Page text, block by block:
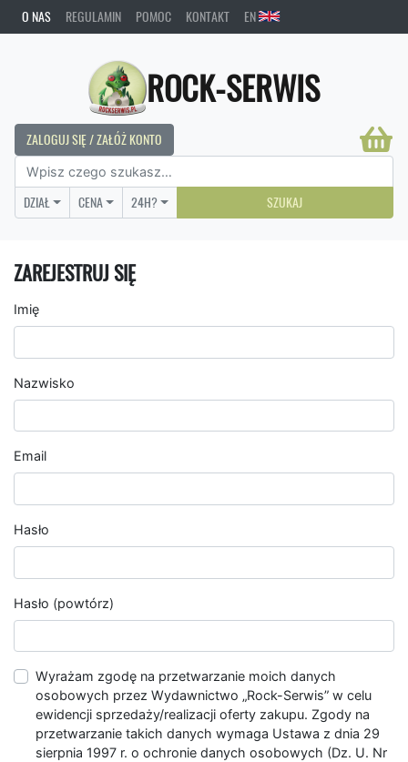
O NAS REGULAMIN POMOC KONTAKT EN
ROCK-SERWIS
ZALOGUJ SIĘ / ZAŁÓŻ KONTO
DZIAŁ CENA 24H? SZUKAJ
ZAREJESTRUJ SIĘ
Imię
Nazwisko
Email
Hasło
Hasło (powtórz)
Wyrażam zgodę na przetwarzanie moich danych
osobowych przez Wydawnictwo „Rock-Serwis” w celu
ewidencji sprzedaży/realizacji oferty zakupu. Zgody na
przetwarzanie takich danych wymaga Ustawa z dnia 29
sierpnia 1997 r. o ochronie danych osobowych (Dz. U. Nr